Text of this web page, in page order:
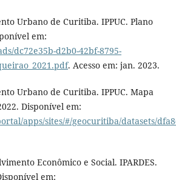
Urbano de Curitiba. IPPUC. Plano
em:
dc72e35b-d2b0-42bf-8795-
. Acesso em: jan. 2023.
Urbano de Curitiba. IPPUC. Mapa
Disponível em:
apps/sites/#/geocuritiba/datasets/
Econômico e Social. IPARDES.
em: